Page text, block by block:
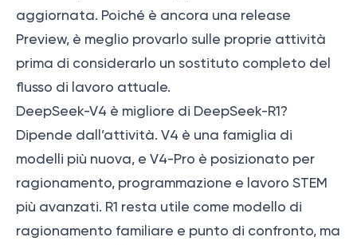
aggiornata. Poiché è ancora una release
Preview, è meglio provarlo sulle proprie attività
prima di considerarlo un sostituto completo del
flusso di lavoro attuale.
DeepSeek-V4 è migliore di DeepSeek-R1?
Dipende dall’attività. V4 è una famiglia di
modelli più nuova, e V4-Pro è posizionato per
ragionamento, programmazione e lavoro STEM
più avanzati. R1 resta utile come modello di
ragionamento familiare e punto di confronto, ma